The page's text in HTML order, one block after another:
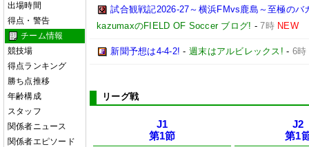
出場時間
得点・警告
チーム情報
競技場
得点ランキング
勝ち点推移
年齢構成
スタッフ
関係者ニュース
関係者エピソード
試合観戦記2026-27～横浜FMvs鹿島～至極の
kazumaxのFIELD OF Soccer ブログ! -7時 NEW
新聞予想は4-4-2! -週末はアルビレックス! - 6時
リーグ戦
J1
第1節
J2
第1